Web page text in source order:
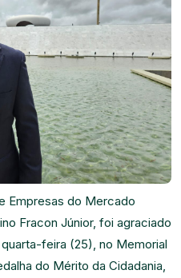
Empresas do Mercado
Fracon Júnior, foi agraciado
feira (25), no Memorial
do Mérito da Cidadania,